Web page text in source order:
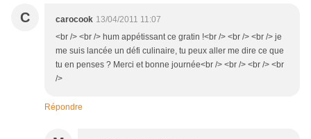
C carocook 13/04/2011 11:07
<br /> <br /> hum appétissant ce gratin !<br /> <br /> <br /> je
me suis lancée un défi culinaire, tu peux aller me dire ce que
tu en penses ? Merci et bonne journée<br /> <br /> <br /> <br
/>
Répondre